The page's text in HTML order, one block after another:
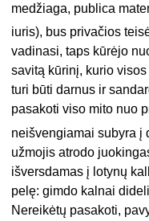
medžiaga, publica
iuris), bus privačios
vadinasi, taps kūrėjo
savitą kūrinį, kurio
turi būti darnus ir
pasakoti viso mito nuo
neišvengiamai subyra į
užmojis atrodo
išversdamas į lotynų
pelę: gimdo kalnai
Nereikėtų pasakoti,